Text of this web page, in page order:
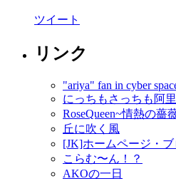
ツイート
リンク
"ariya" fan in cyber
にっちもさっちも阿
RoseQueen~情熱の薔
丘に吹く風
[JK]ホームページ・ブ
こらむ〜ん！？
AKOの一日